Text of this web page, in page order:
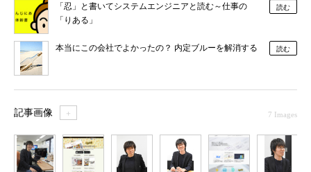
「忍」と書いてシステムエンジニアと読む～仕事の
「りある」
読む
本当にこの会社でよかったの？ 内定ブルーを解消する 読む
記事画像 ＋ 7 Images